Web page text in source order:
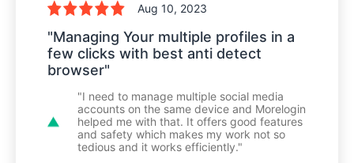
Aug 10, 2023
"Managing Your multiple profiles in a
few clicks with best anti detect
browser"
"I need to manage multiple social media
accounts on the same device and Morelogin
helped me with that. It offers good features
and safety which makes my work not so
tedious and it works efficiently."